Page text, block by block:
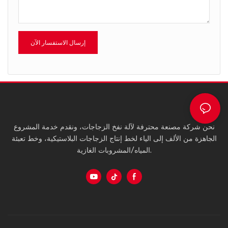
إرسال الاستفسار الآن
نحن شركة مصنعة محترفة لآلة نفخ الزجاجات، ونقدم خدمة المشروع
الجاهزة من الألف إلى الياء لخط إنتاج الزجاجات البلاستيكية، وخط تعبئة
المياه/المشروبات الغازية.